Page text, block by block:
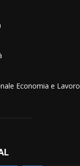
Economia e Lavoro